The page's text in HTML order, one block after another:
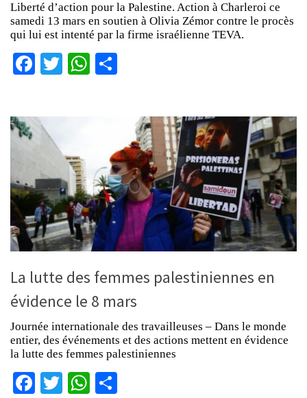
Liberté d’action pour la Palestine. Action à Charleroi ce
samedi 13 mars en soutien à Olivia Zémor contre le procès
qui lui est intenté par la firme israélienne TEVA.
Facebook
TwitterWhatsApp
La lutte des femmes palestiniennes en
évidence le 8 mars
Journée internationale des travailleuses – Dans le monde
entier, des événements et des actions mettent en évidence
la lutte des femmes palestiniennes
Facebook
TwitterWhatsApp